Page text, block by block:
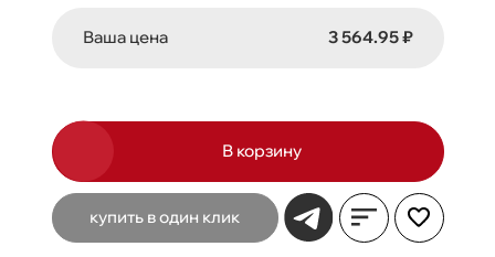
Ваша цена 3 564.95 ₽
В корзину
купить в один клик